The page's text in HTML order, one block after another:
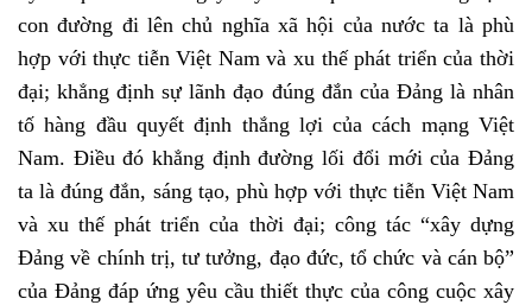
con đường đi lên chủ nghĩa xã hội của nước ta là phù
hợp với thực tiễn Việt Nam và xu thế phát triển của thời
đại; khẳng định sự lãnh đạo đúng đắn của Đảng là nhân
tố hàng đầu quyết định thắng lợi của cách mạng Việt
Nam. Điều đó khẳng định đường lối đổi mới của Đảng
ta là đúng đắn, sáng tạo, phù hợp với thực tiễn Việt Nam
và xu thế phát triển của thời đại; công tác “xây dựng
Đảng về chính trị, tư tưởng, đạo đức, tổ chức và cán bộ”
của Đảng đáp ứng yêu cầu thiết thực của công cuộc xây